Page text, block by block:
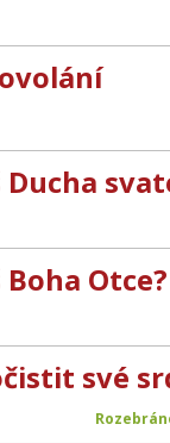
Ducha
Boha Otce?
své